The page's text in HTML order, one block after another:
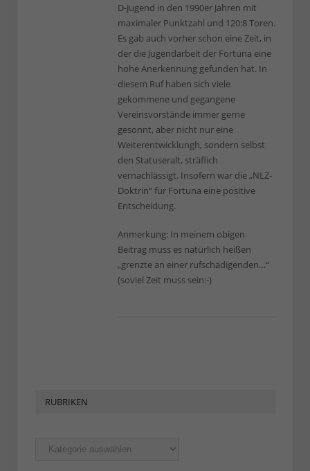
D-Jugend in den 1990er Jahren mit
maximaler Punktzahl und 120:8 Toren.
Es gab auch vorher schon eine Zeit, in
der die Jugendarbeit der Fortuna eine
hohe Anerkennung gefunden hat. In
diesem Ruf haben sich viele
gekommene und gegangene
Vereinsvorstände immer gerne
gesonnt, aber nicht nur eine
Weiterentwicklungh, sondern selbst
den Statuseralt, sträflich
vernachlässigt. Insofern war die „NLZ-
Doktrin“ für Fortuna eine positive
Entscheidung.
Anmerkung: In meinem obigen
Beitrag muss es natürlich heißen
„grenzte an einer rufschädigenden…“
(soviel Zeit muss sein:-)
RUBRIKEN
Rubriken